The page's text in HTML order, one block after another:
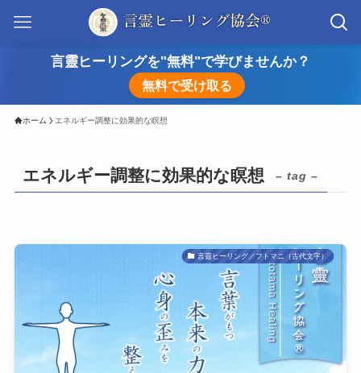
言靈ヒーリングを"無料"で学びませんか？
無料で受け取る
ホーム エネルギー調整に効果的な瞑想
エネルギー調整に効果的な瞑想 – tag –
言靈ヒーリング／フトマニ（古代文字）